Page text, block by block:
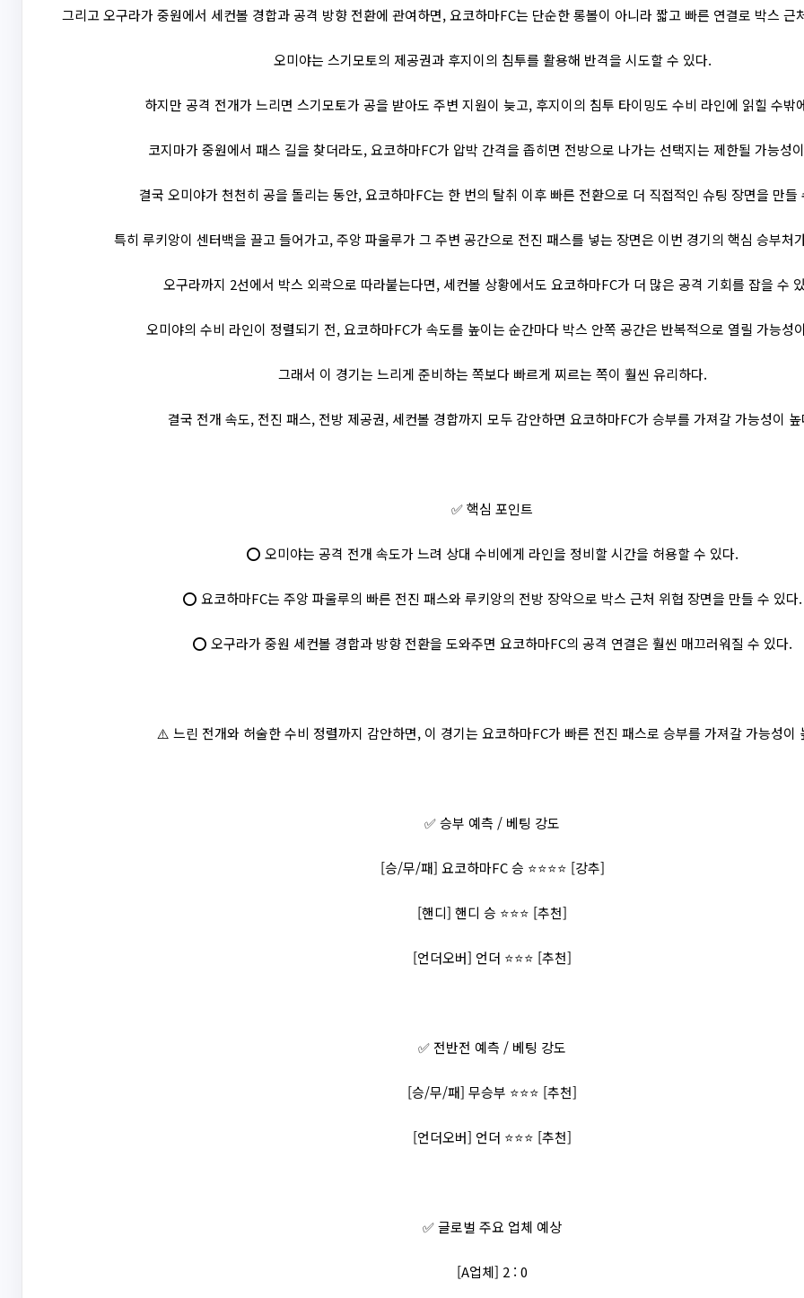
그리고 오구라가 중원에서 세컨볼 경합과 공격 방향 전환에 관여하면, 요코하마FC는 단순한 롱볼이 아니라 짧고 빠른 연결로 박스 근
오미야는 스기모토의 제공권과 후지이의 침투를 활용해 반격을 시도할 수 있다.
하지만 공격 전개가 느리면 스기모토가 공을 받아도 주변 지원이 늦고, 후지이의 침투 타이밍도 수비 라인에 읽힐 수밖
코지마가 중원에서 패스 길을 찾더라도, 요코하마FC가 압박 간격을 좁히면 전방으로 나가는 선택지는 제한될 가능성
결국 오미야가 천천히 공을 돌리는 동안, 요코하마FC는 한 번의 탈취 이후 빠른 전환으로 더 직접적인 슈팅 장면을 만들
특히 루키앙이 센터백을 끌고 들어가고, 주앙 파울루가 그 주변 공간으로 전진 패스를 넣는 장면은 이번 경기의 핵심 승부처
오구라까지 2선에서 박스 외곽으로 따라붙는다면, 세컨볼 상황에서도 요코하마FC가 더 많은 공격 기회를 잡을 수
오미야의 수비 라인이 정렬되기 전, 요코하마FC가 속도를 높이는 순간마다 박스 안쪽 공간은 반복적으로 열릴 가능성
그래서 이 경기는 느리게 준비하는 쪽보다 빠르게 찌르는 쪽이 훨씬 유리하다.
결국 전개 속도, 전진 패스, 전방 제공권, 세컨볼 경합까지 모두 감안하면 요코하마FC가 승부를 가져갈 가능성이
✅ 핵심 포인트
⭕ 오미야는 공격 전개 속도가 느려 상대 수비에게 라인을 정비할 시간을 허용할 수 있다.
⭕ 요코하마FC는 주앙 파울루의 빠른 전진 패스와 루키앙의 전방 장악으로 박스 근처 위협 장면을 만들 수 있다.
⭕ 오구라가 중원 세컨볼 경합과 방향 전환을 도와주면 요코하마FC의 공격 연결은 훨씬 매끄러워질 수 있다.
⚠️ 느린 전개와 허술한 수비 정렬까지 감안하면, 이 경기는 요코하마FC가 빠른 전진 패스로 승부를 가져갈 가능성이
✅ 승부 예측 / 베팅 강도
[승/무/패] 요코하마FC 승 ⭐⭐⭐⭐ [강추]
[핸디] 핸디 승 ⭐⭐⭐ [추천]
[언더오버] 언더 ⭐⭐⭐ [추천]
✅ 전반전 예측 / 베팅 강도
[승/무/패] 무승부 ⭐⭐⭐ [추천]
[언더오버] 언더 ⭐⭐⭐ [추천]
✅ 글로벌 주요 업체 예상
[A업체] 2 : 0